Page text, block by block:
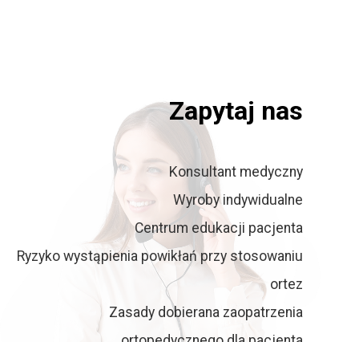
Zapytaj nas
Konsultant medyczny
Wyroby indywidualne
Centrum edukacji pacjenta
Ryzyko wystąpienia powikłań przy stosowaniu
ortez
Zasady dobierana zaopatrzenia